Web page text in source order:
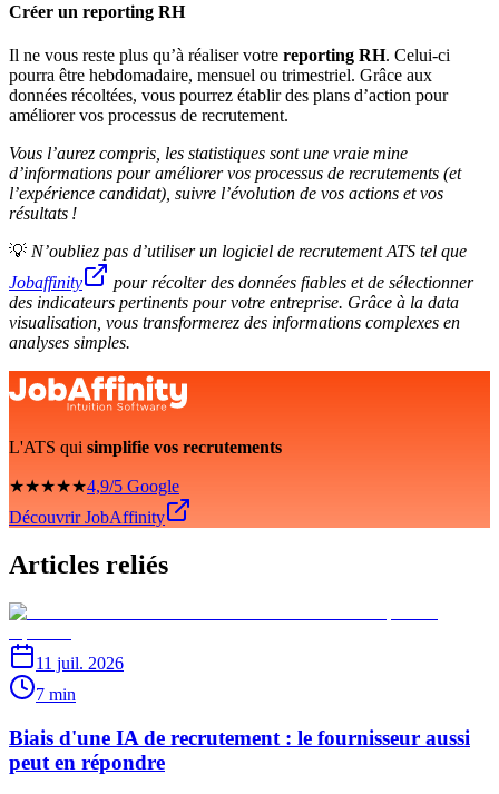
Créer un reporting RH
Il ne vous reste plus qu’à réaliser votre reporting RH. Celui-ci
pourra être hebdomadaire, mensuel ou trimestriel. Grâce aux
données récoltées, vous pourrez établir des plans d’action pour
améliorer vos processus de recrutement.
Vous l’aurez compris, les statistiques sont une vraie mine
d’informations pour améliorer vos processus de recrutements (et
l’expérience candidat), suivre l’évolution de vos actions et vos
résultats !
💡 N’oubliez pas d’utiliser un logiciel de recrutement ATS tel que
Jobaffinity
pour récolter des données fiables et de sélectionner
des indicateurs pertinents pour votre entreprise. Grâce à la data
visualisation, vous transformerez des informations complexes en
analyses simples.
L'ATS qui simplifie vos recrutements
★★★★★4,9/5 Google
Découvrir JobAffinity
Articles reliés
11 juil. 2026
7 min
Biais d'une IA de recrutement : le fournisseur aussi
peut en répondre